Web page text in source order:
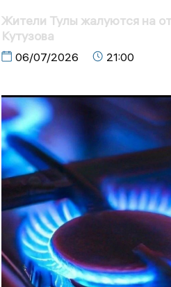
Жители Тулы жалуются на
Кутузова
06/07/2026 21:00